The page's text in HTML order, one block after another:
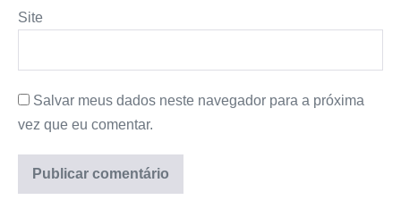
Site
Salvar meus dados neste navegador para a próxima
vez que eu comentar.